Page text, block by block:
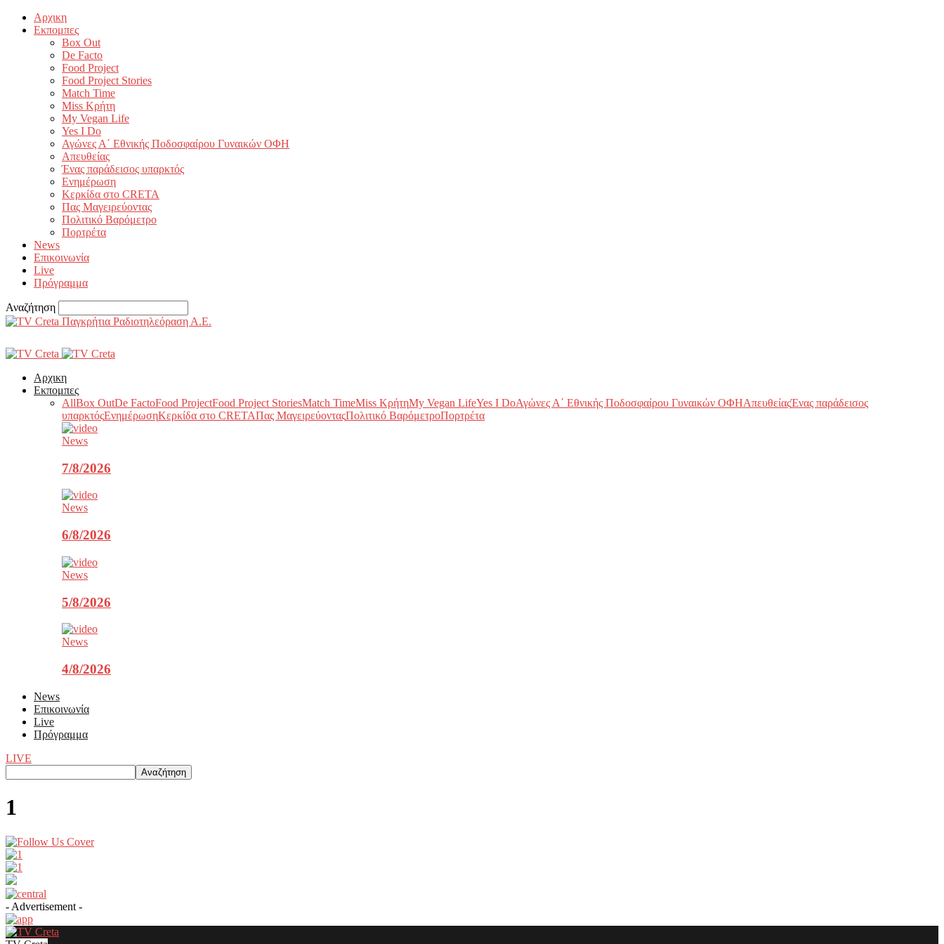
Αρχικη
Εκπομπες
Box Out
De Facto
Food Project
Food Project Stories
Match Time
Miss Κρήτη
My Vegan Life
Yes I Do
Αγώνες Α΄ Εθνικής Ποδοσφαίρου Γυναικών ΟΦΗ
Απευθείας
Ένας παράδεισος υπαρκτός
Ενημέρωση
Κερκίδα στο CRETA
Πας Μαγειρεύοντας
Πολιτικό Βαρόμετρο
Πορτρέτα
News
Επικοινωνία
Live
Πρόγραμμα
Αναζήτηση
Παγκρήτια Ραδιοτηλεόραση Α.Ε.
Αρχικη
Εκπομπες
AllBox OutDe FactoFood ProjectFood Project StoriesMatch TimeMiss ΚρήτηMy Vegan LifeYes I DoΑγώνες Α΄ Εθνικής Ποδοσφαίρου Γυναικών ΟΦΗΑπευθείαςΈνας παράδεισος
υπαρκτόςΕνημέρωσηΚερκίδα στο CRETAΠας ΜαγειρεύονταςΠολιτικό ΒαρόμετροΠορτρέτα
News
7/8/2026
News
6/8/2026
News
5/8/2026
News
4/8/2026
News
Επικοινωνία
Live
Πρόγραμμα
LIVE
1
- Advertisement -